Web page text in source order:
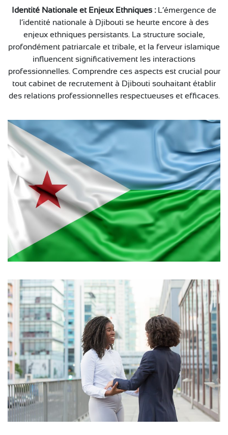
Identité Nationale et Enjeux Ethniques :L’émergence de
l’identité nationale à Djibouti se heurte encore à des
enjeux ethniques persistants. La structure sociale,
profondément patriarcale et tribale, et la ferveur islamique
influencent significativement les interactions
professionnelles. Comprendre ces aspects est crucial pour
tout cabinet de recrutement à Djibouti souhaitant établir
des relations professionnelles respectueuses et efficaces.